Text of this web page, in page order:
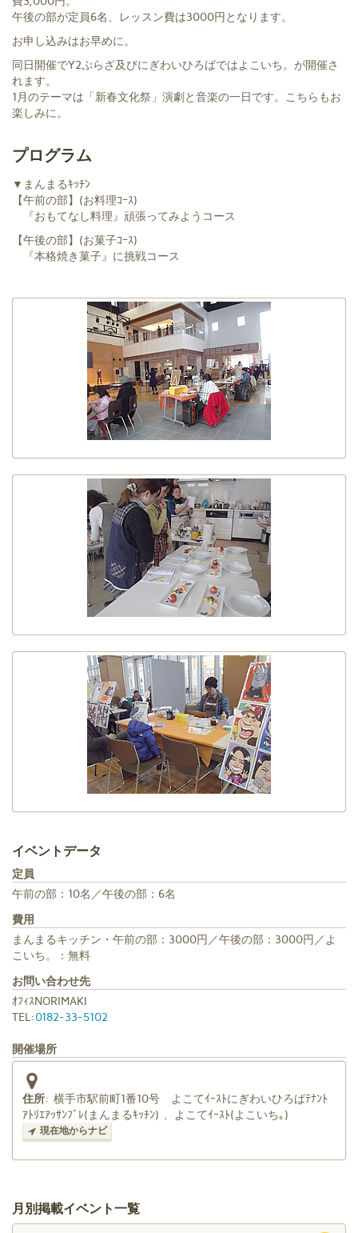
午後の部が定員6名、レッスン費は3000円となります。
お申し込みはお早めに。
同日開催でY2ぷらざ及びにぎわいひろばではよこいち。が開催さ
れます。
1月のテーマは「新春文化祭」演劇と音楽の一日です。こちらもお
楽しみに。
プログラム
▼まんまるｷｯﾁﾝ
【午前の部】(お料理ｺｰｽ)
『おもてなし料理』頑張ってみようコース
【午後の部】(お菓子ｺｰｽ)
『本格焼き菓子』に挑戦コース
イベントデータ
定員
午前の部：10名／午後の部：6名
費用
まんまるキッチン・午前の部：3000円／午後の部：3000円／よ
こいち。：無料
お問い合わせ先
ｵﾌｨｽNORIMAKI
TEL:0182-33-5102
開催場所
住所: 横手市駅前町1番10号 よこてｲｰｽﾄにぎわいひろばﾃﾅﾝﾄ
ｱﾄﾘｴｱｯｻﾝﾌﾞﾚ(まんまるｷｯﾁﾝ) 、よこてｲｰｽﾄ(よこいち｡)
現在地からナビ
月別掲載イベント一覧